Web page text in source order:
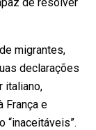
migrantes,
declarações
italiano,
França e
“inaceitáveis”.